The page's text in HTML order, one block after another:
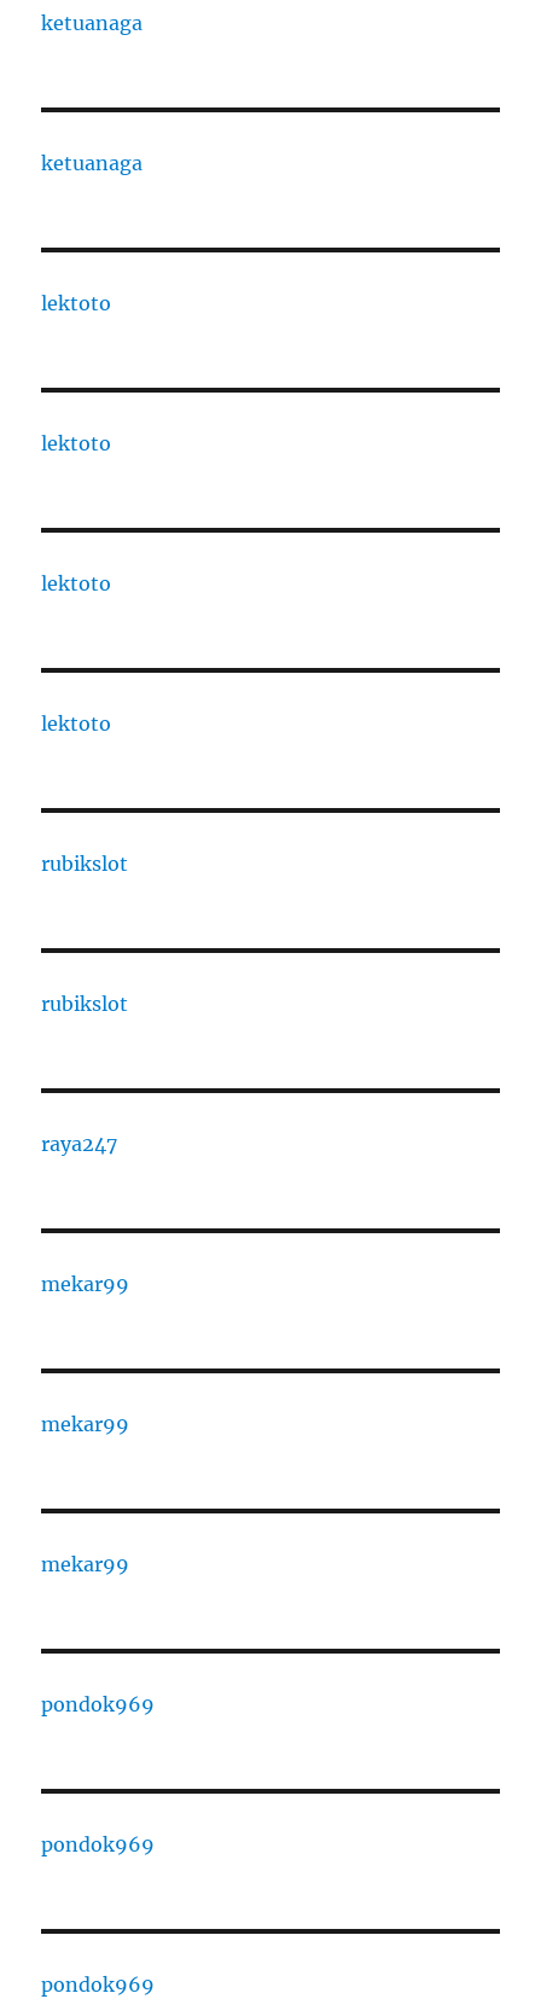
ketuanaga
ketuanaga
lektoto
lektoto
lektoto
lektoto
rubikslot
rubikslot
raya247
mekar99
mekar99
mekar99
pondok969
pondok969
pondok969